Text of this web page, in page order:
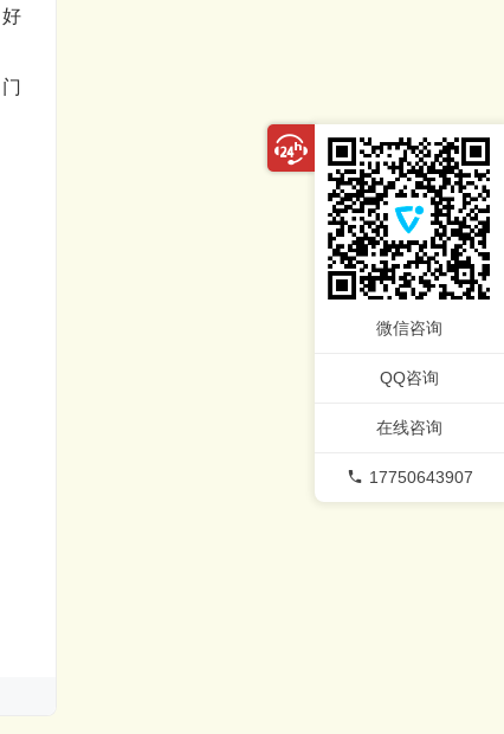
微信咨询
QQ咨询
在线咨询
17750643907